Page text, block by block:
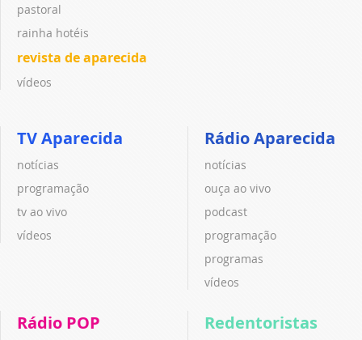
pastoral
rainha hotéis
revista de aparecida
vídeos
TV Aparecida
notícias
programação
tv ao vivo
vídeos
Rádio Aparecida
notícias
ouça ao vivo
podcast
programação
programas
vídeos
Rádio POP Redentoristas